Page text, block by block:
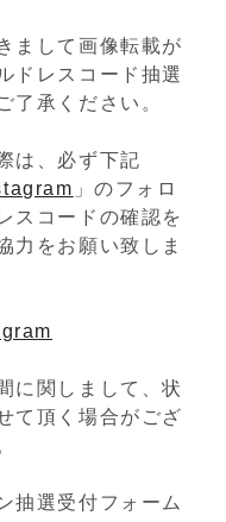
まして画像転載が
ドレスコード抽選
了承ください。
は、必ず下記
」のフォロ
スコードの確認を
力をお願い致しま
に関しまして、状
て頂く場合がござ
抽選受付フォーム